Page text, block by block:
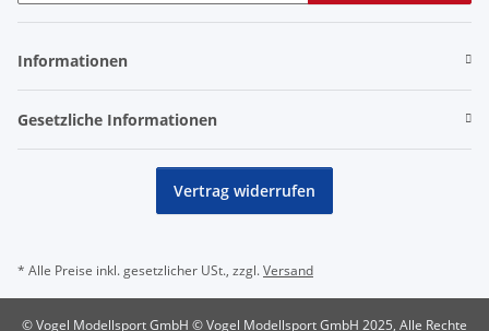
Informationen
Gesetzliche Informationen
Vertrag widerrufen
* Alle Preise inkl. gesetzlicher USt., zzgl.Versand
© Vogel Modellsport GmbH © Vogel Modellsport GmbH 2025, Alle Rechte